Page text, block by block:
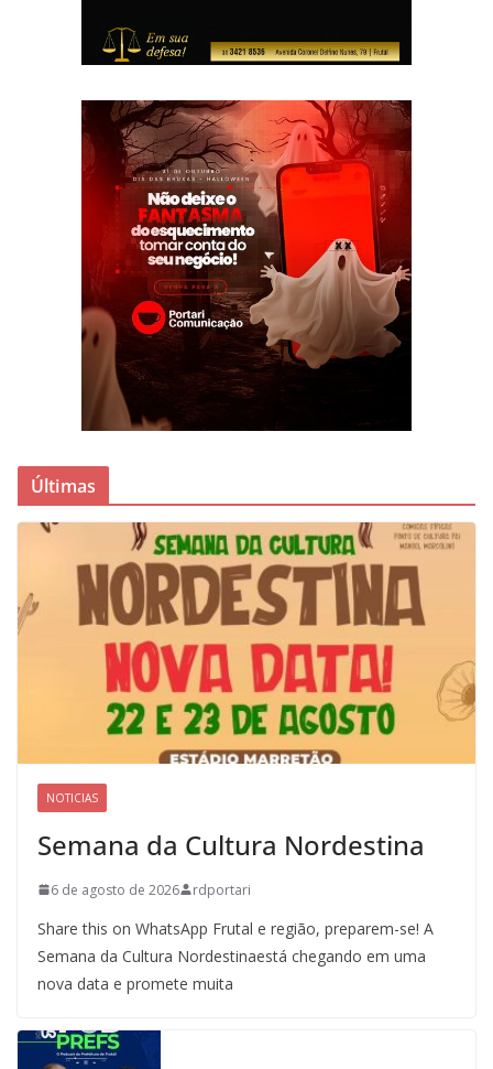
Últimas
NOTICIAS
Semana da Cultura Nordestina
6 de agosto de 2026 rdportari
Share this on WhatsApp Frutal e região, preparem-se! A
Semana da Cultura Nordestinaestá chegando em uma
nova data e promete muita